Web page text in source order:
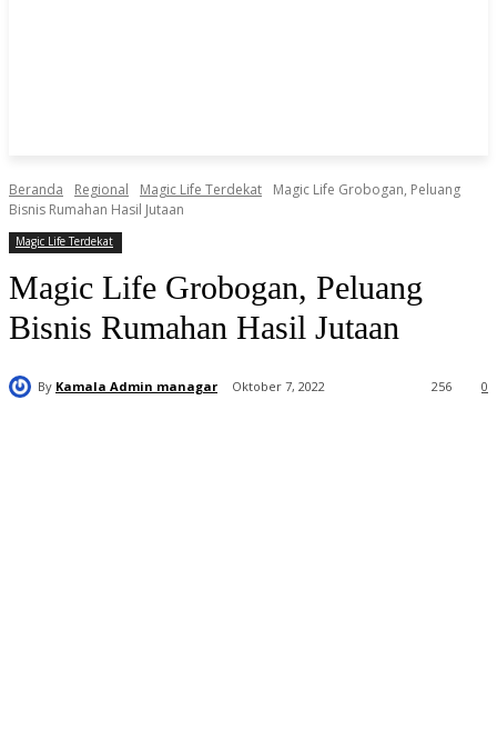
Beranda Regional Magic Life Terdekat
Magic Life Grobogan, Peluang
Bisnis Rumahan Hasil Jutaan
Magic Life Terdekat
Magic Life Grobogan, Peluang
Bisnis Rumahan Hasil Jutaan
By Kamala Admin managar Oktober 7, 2022 0
256